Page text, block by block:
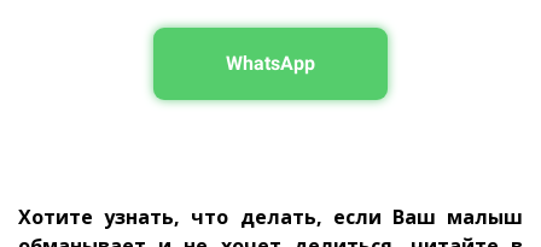
WhatsApp
Хотите узнать, что делать, если Ваш малыш